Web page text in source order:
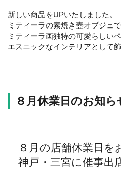
新しい商品をUPいたしました。
ミティーラの素焼き壺オブジェで
ミティーラ画独特の可愛らしい
エスニックなインテリアとして
８月休業日のお知ら
８月の店舗休業日を
神戸・三宮に催事出